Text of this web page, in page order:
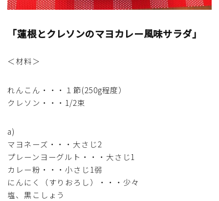
洋菓子 (冷菓)
洋菓子 (その他)
和菓子
マクロビスイーツ・自然派おやつ
「蓮根とクレソンのマヨカレー風味サラダ」
＜材料＞
れんこん・・・１節(250g程度）
クレソン・・・1/2束
a)
マヨネーズ・・・大さじ2
プレーンヨーグルト・・・大さじ1
カレー粉・・・小さじ1弱
にんにく（すりおろし）・・・少々
塩、黒こしょう